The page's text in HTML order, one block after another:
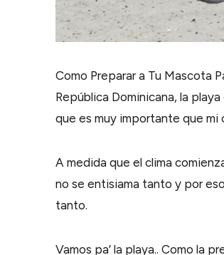
Como Preparar a Tu Mascota
República Dominicana, la
que es muy importante que mi
A medida que el clima
no se entisiama tanto y por
tanto.
Vamos pa’ la playa.. Como la